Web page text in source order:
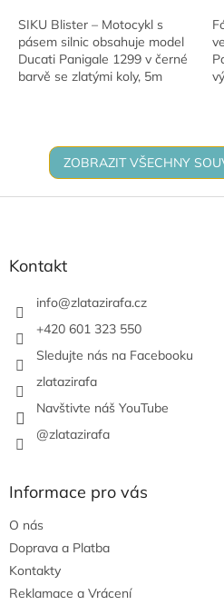
SIKU Blister – Motocykl s
pásem silnic obsahuje model
Ducati Panigale 1299 v černé
barvě se zlatými koly, 5m
ZOBRAZIT VŠECHNY
Z
Kontakt
info@zlatazirafa.cz
+420 601 323 550
Sledujte nás na Facebooku
zlatazirafa
Navštivte náš YouTube
@zlatazirafa
Informace pro vás
O nás
Doprava a Platba
Kontakty
Reklamace a Vrácení